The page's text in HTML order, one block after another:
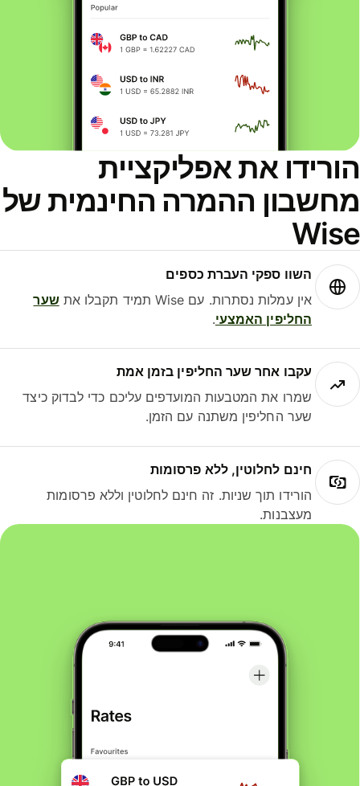
את אפליקציית
ההמרה החינמית של
השוו ספקי העברת כספים
אין עמלות נסתרות. עם Wise תמיד תקבלו את
שער
החליפין האמצעי.
עקבו אחר שער החליפין בזמן אמת
שמרו את המטבעות המועדפים עליכם כדי לבדוק כיצד
שער החליפין משתנה עם הזמן.
חינם לחלוטין, ללא פרסומות
הורידו תוך שניות. זה חינם לחלוטין וללא פרסומות
מעצבנות.